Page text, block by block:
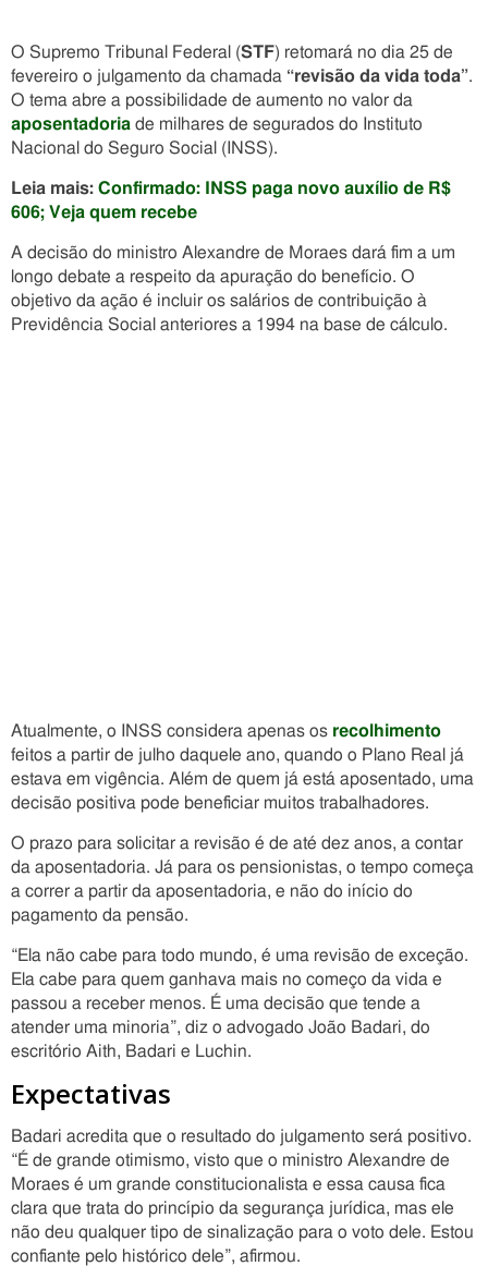
O Supremo Tribunal Federal (STF) retomará no dia 25 de
fevereiro o julgamento da chamada “revisão da vida toda”.
O tema abre a possibilidade de aumento no valor da
aposentadoria de milhares de segurados do Instituto
Nacional do Seguro Social (INSS).
Leia mais: Confirmado: INSS paga novo auxílio de R$
606; Veja quem recebe
A decisão do ministro Alexandre de Moraes dará fim a um
longo debate a respeito da apuração do benefício. O
objetivo da ação é incluir os salários de contribuição à
Previdência Social anteriores a 1994 na base de cálculo.
Atualmente, o INSS considera apenas os recolhimento
feitos a partir de julho daquele ano, quando o Plano Real já
estava em vigência. Além de quem já está aposentado, uma
decisão positiva pode beneficiar muitos trabalhadores.
O prazo para solicitar a revisão é de até dez anos, a contar
da aposentadoria. Já para os pensionistas, o tempo começa
a correr a partir da aposentadoria, e não do início do
pagamento da pensão.
“Ela não cabe para todo mundo, é uma revisão de exceção.
Ela cabe para quem ganhava mais no começo da vida e
passou a receber menos. É uma decisão que tende a
atender uma minoria”, diz o advogado João Badari, do
escritório Aith, Badari e Luchin.
Expectativas
Badari acredita que o resultado do julgamento será positivo.
“É de grande otimismo, visto que o ministro Alexandre de
Moraes é um grande constitucionalista e essa causa fica
clara que trata do princípio da segurança jurídica, mas ele
não deu qualquer tipo de sinalização para o voto dele. Estou
confiante pelo histórico dele”, afirmou.